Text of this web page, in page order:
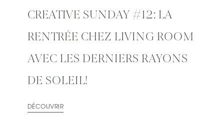
CREATIVE SUNDAY #12: LA
RENTRÉE CHEZ LIVING ROOM
AVEC LES DERNIERS RAYONS
DE SOLEIL!
DÉCOUVRIR